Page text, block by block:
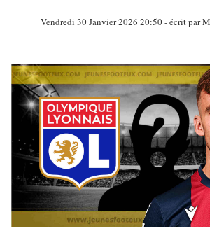
Vendredi 30 Janvier 2026 20:50 - écrit par